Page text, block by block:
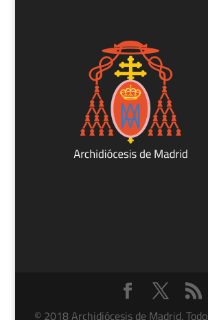
© 2018 Archidiócesis de Madrid.